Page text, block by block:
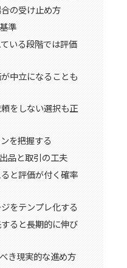
の受け止め方
準
いる段階では評価
中立になることも
をしない選択も正
を把握する
品と取引の工夫
と評価が付く確率
をテンプレ化する
ると長期的に伸び
き現実的な進め方